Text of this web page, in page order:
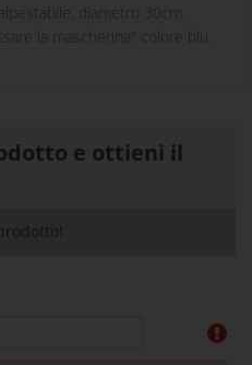
diametro 30cm.
la mascherina" colore blu.
e ottieni il